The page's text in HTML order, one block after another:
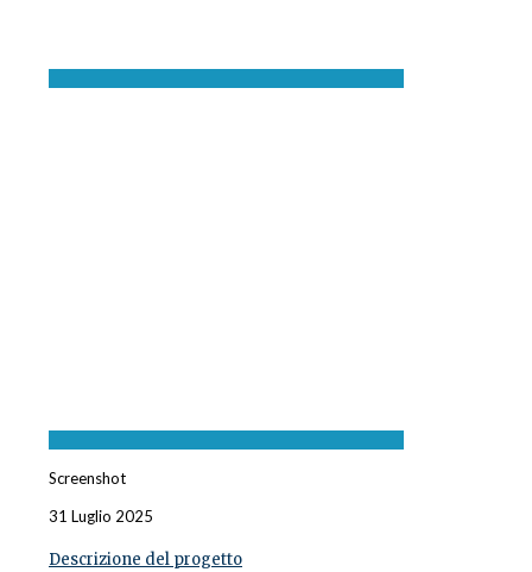
Screenshot
31 Luglio 2025
Descrizione del progetto